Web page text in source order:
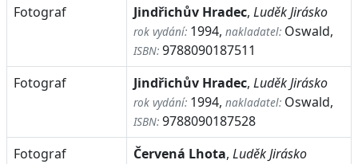
Fotograf
Jindřichův Hradec, Luděk Jirásko
rok vydání: 1994, nakladatel: Oswald,
ISBN: 9788090187511
Fotograf
Jindřichův Hradec, Luděk Jirásko
rok vydání: 1994, nakladatel: Oswald,
ISBN: 9788090187528
Fotograf
Červená Lhota, Luděk Jirásko